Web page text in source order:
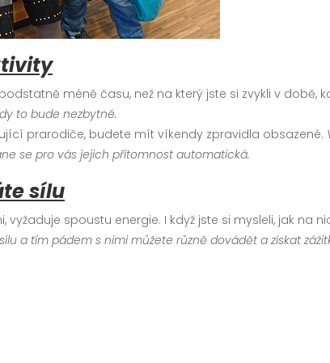
méně času, než na který jste si zvykli v době,
to bude nezbytné.
prarodiče, budete mít víkendy zpravidla obsazené.
se pro vás jejich přítomnost automatická.
sílu
spoustu energie. I když jste si mysleli, jak
a tím pádem s nimi můžete různě dovádět a získat